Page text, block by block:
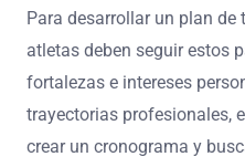
Para desarrollar un plan
atletas deben seguir estos
fortalezas e intereses
trayectorias profesionales,
crear un cronograma y